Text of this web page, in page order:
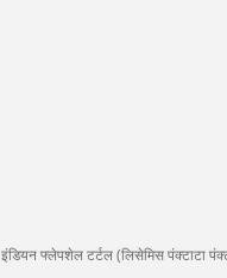
इंडियन फ्लेपशेल टर्टल (लिसेमिस पंक्टाटा